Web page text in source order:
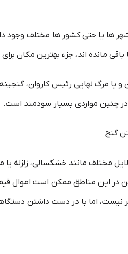
شهر ها یا حتی کشور ها مختلف
مانده اند، جزء بهترین مکان
و یا مرگ نهایی رئیس کاروان،
گنج
مختلف مانند خشکسالی، زلزله
در این مناطق ممکن است اموال
اما با در دست داشتن